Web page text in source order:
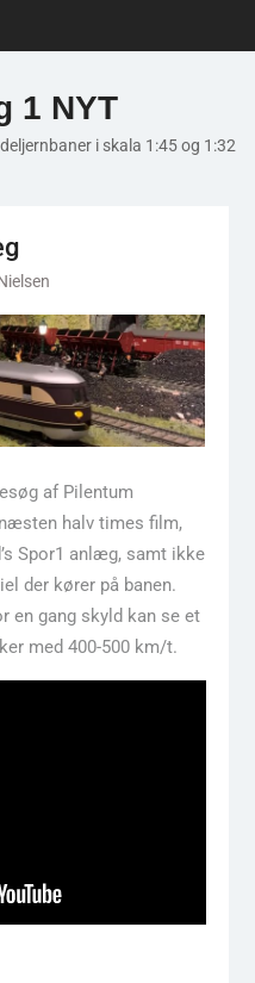
1 NYT
i skala 1:45 og 1:32
af Pilentum
halv times film,
Spor1 anlæg, samt ikke
der kører på banen.
en gang skyld kan se et
med 400-500 km/t.